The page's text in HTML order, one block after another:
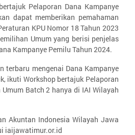
Pelaporan Dana Kampanye
dapat memberikan pemahaman
KPU Nomor 18 Tahun 2023
Umum yang berisi penjelas
Kampanye Pemilu Tahun 2024.
terbaru mengenai Dana Kampanye
ikuti Workshop bertajuk Pelaporan
Batch 2 hanya di IAI Wilayah
Akuntan Indonesia Wilayah Jawa
iaijawatimur.or.id